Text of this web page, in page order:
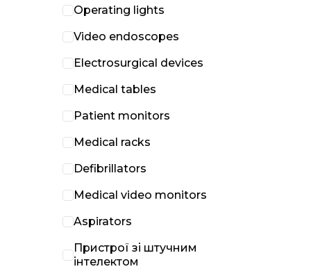
Operating lights
Video endoscopes
Electrosurgical devices
Medical tables
Patient monitors
Medical racks
Defibrillators
Medical video monitors
Aspirators
Пристрої зі штучним
інтелектом